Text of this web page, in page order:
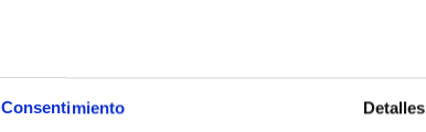
Consentimiento Detalles